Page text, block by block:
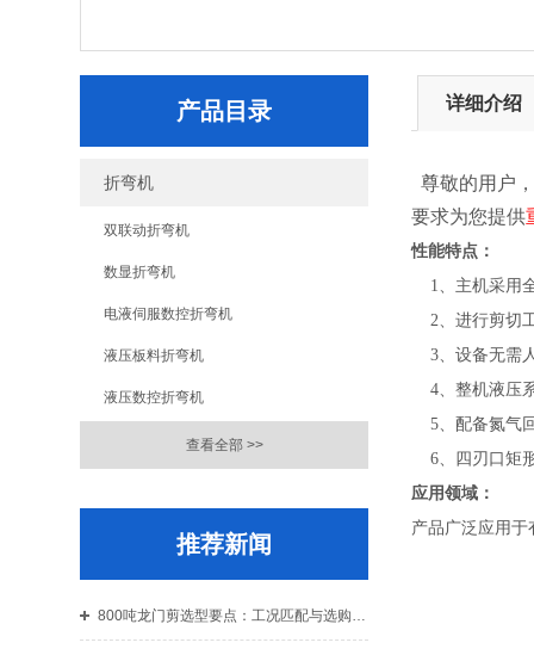
产品目录
折弯机
双联动折弯机
数显折弯机
电液伺服数控折弯机
液压板料折弯机
液压数控折弯机
查看全部 >>
推荐新闻
800吨龙门剪选型要点：工况匹配与选购指南
详细介绍
尊敬的用户
要求为您提供
性能特点：
1、主机采用
2、进行剪切
3、设备无需
4、整机液压
5、配备氮气
6、四刃口矩
应用领域：
产品广泛应用